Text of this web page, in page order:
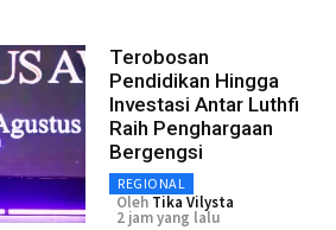
Terobosan
Pendidikan Hingga
Investasi Antar Luthfi
Raih Penghargaan
Bergengsi
REGIONAL
Oleh Tika Vilysta
2 jam yang lalu